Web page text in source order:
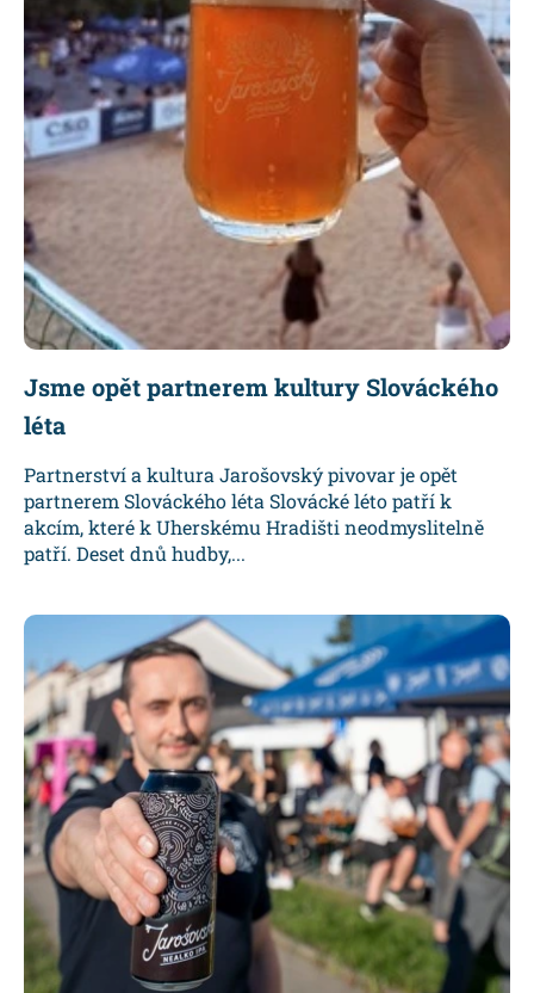
Jsme opět partnerem kultury Slováckého
léta
Partnerství a kultura Jarošovský pivovar je opět
partnerem Slováckého léta Slovácké léto patří k
akcím, které k Uherskému Hradišti neodmyslitelně
patří. Deset dnů hudby,...